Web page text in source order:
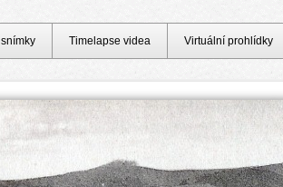
Timelapse videa Virtuální prohlídky